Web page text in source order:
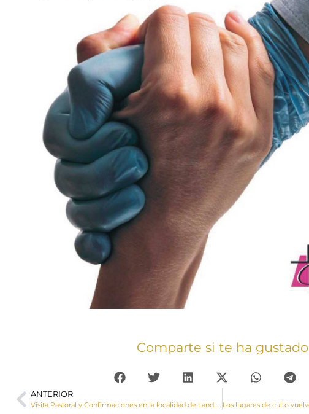
Comparte si te ha gustado
ANTERIOR
Visita Pastoral y Confirmaciones en la localidad de Landete